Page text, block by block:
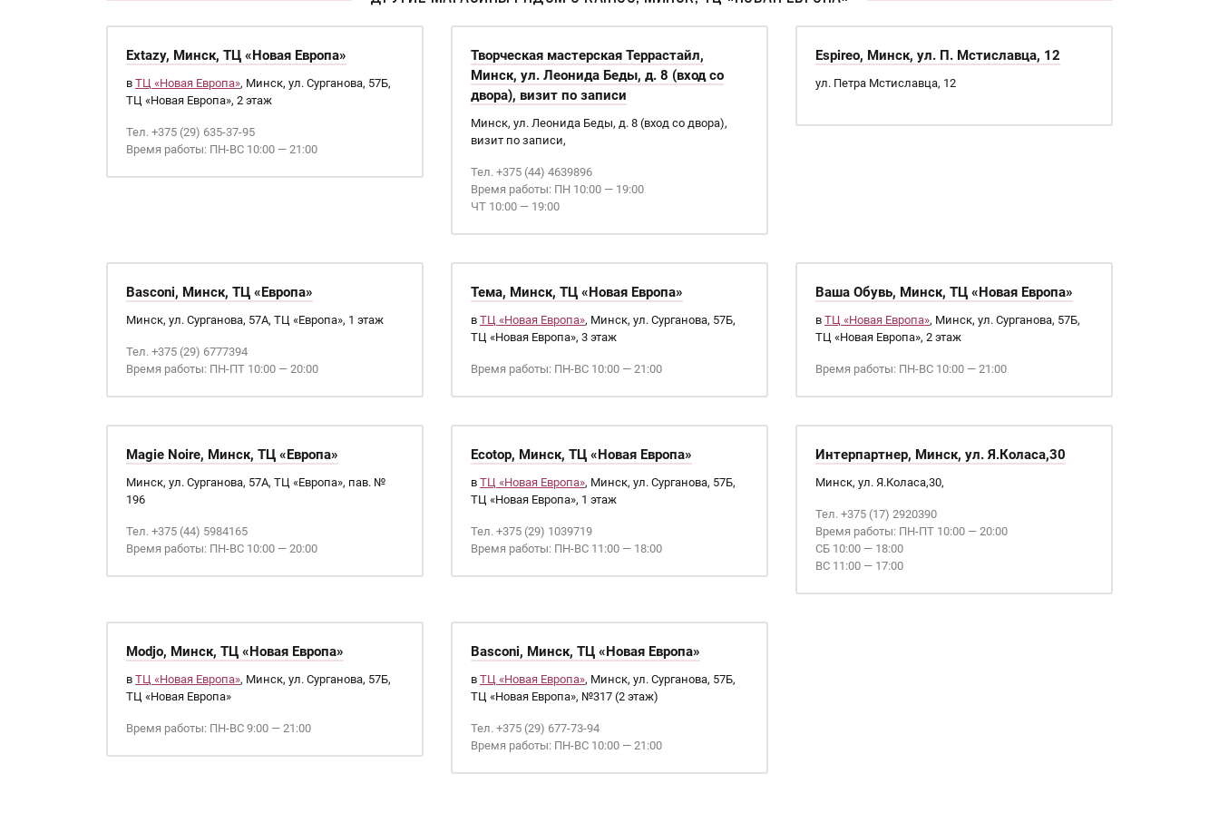
Extazy, Минск, ТЦ «Новая Европа»
в ТЦ «Новая Европа», Минск, ул. Сурганова, 57Б,
ТЦ «Новая Европа», 2 этаж
Тел. +375 (29) 635-37-95
Время работы: ПН-ВС 10:00 — 21:00
Творческая мастерская Террастайл,
Минск, ул. Леонида Беды, д. 8 (вход со
двора), визит по записи
Минск, ул. Леонида Беды, д. 8 (вход со двора),
визит по записи,
Тел. +375 (44) 4639896
Время работы: ПН 10:00 — 19:00
ЧТ 10:00 — 19:00
Espireo, Минск, ул. П. Мстиславца, 12
ул. Петра Мстиславца, 12
Basconi, Минск, ТЦ «Европа»
Минск, ул. Сурганова, 57А, ТЦ «Европа», 1 этаж
Тел. +375 (29) 6777394
Время работы: ПН-ПТ 10:00 — 20:00
Тема, Минск, ТЦ «Новая Европа»
в ТЦ «Новая Европа», Минск, ул. Сурганова, 57Б,
ТЦ «Новая Европа», 3 этаж
Время работы: ПН-ВС 10:00 — 21:00
Ваша Обувь, Минск, ТЦ «Новая Европа»
в ТЦ «Новая Европа», Минск, ул. Сурганова, 57Б,
ТЦ «Новая Европа», 2 этаж
Время работы: ПН-ВС 10:00 — 21:00
Magie Noire, Минск, ТЦ «Европа»
Минск, ул. Сурганова, 57А, ТЦ «Европа», пав. №
196
Тел. +375 (44) 5984165
Время работы: ПН-ВС 10:00 — 20:00
Ecotop, Минск, ТЦ «Новая Европа»
в ТЦ «Новая Европа», Минск, ул. Сурганова, 57Б,
ТЦ «Новая Европа», 1 этаж
Тел. +375 (29) 1039719
Время работы: ПН-ВС 11:00 — 18:00
Интерпартнер, Минск, ул. Я.Коласа,30
Минск, ул. Я.Коласа,30,
Тел. +375 (17) 2920390
Время работы: ПН-ПТ 10:00 — 20:00
СБ 10:00 — 18:00
ВС 11:00 — 17:00
Modjo, Минск, ТЦ «Новая Европа»
в ТЦ «Новая Европа», Минск, ул. Сурганова, 57Б,
ТЦ «Новая Европа»
Время работы: ПН-ВС 9:00 — 21:00
Basconi, Минск, ТЦ «Новая Европа»
в ТЦ «Новая Европа», Минск, ул. Сурганова, 57Б,
ТЦ «Новая Европа», №317 (2 этаж)
Тел. +375 (29) 677-73-94
Время работы: ПН-ВС 10:00 — 21:00